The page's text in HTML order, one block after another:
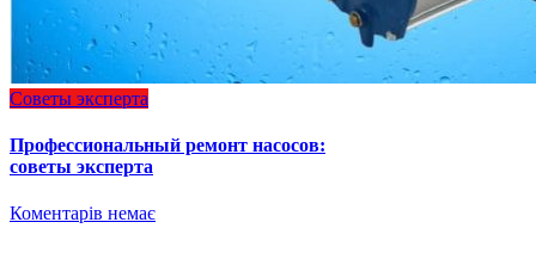
Советы эксперта
Профессиональный ремонт насосов:
советы эксперта
Коментарів немає